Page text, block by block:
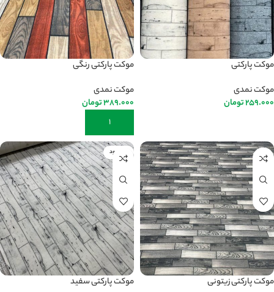
موکت پارکتی
موکت نمدی
259.000تومان
موکت پارکتی رنگی
موکت نمدی
389.000تومان
افزودن به سبد خرید
موکت پارکتی زیتونی
ناموجود
موکت پارکتی سفید